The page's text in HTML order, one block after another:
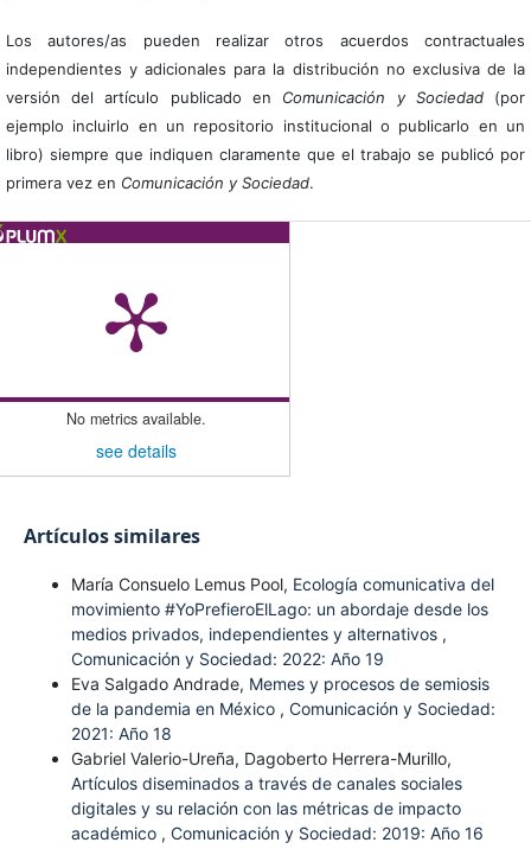
Los autores/as pueden realizar otros acuerdos contractuales
independientes y adicionales para la distribución no exclusiva de la
versión del artículo publicado en Comunicación y Sociedad(por
ejemplo incluirlo en un repositorio institucional o publicarlo en un
libro) siempre que indiquen claramente que el trabajo se publicó por
primera vez en Comunicación y Sociedad.
No metrics available.
see details
Artículos similares
María Consuelo Lemus Pool, Ecología comunicativa del
movimiento #YoPrefieroElLago: un abordaje desde los
medios privados, independientes y alternativos ,
Comunicación y Sociedad: 2022: Año 19
Eva Salgado Andrade, Memes y procesos de semiosis
de la pandemia en México , Comunicación y Sociedad:
2021: Año 18
Gabriel Valerio-Ureña, Dagoberto Herrera-Murillo,
Artículos diseminados a través de canales sociales
digitales y su relación con las métricas de impacto
académico , Comunicación y Sociedad: 2019: Año 16